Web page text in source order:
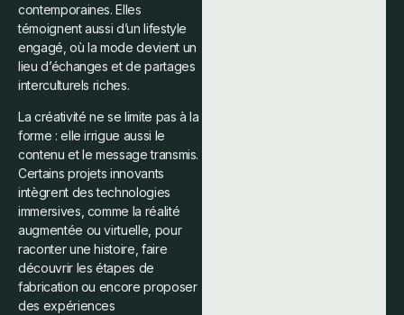
contemporaines. Elles
témoignent aussi d’un lifestyle
engagé, où la mode devient un
lieu d’échanges et de partages
interculturels riches.
La créativité ne se limite pas à la
forme : elle irrigue aussi le
contenu et le message transmis.
Certains projets innovants
intègrent des technologies
immersives, comme la réalité
augmentée ou virtuelle, pour
raconter une histoire, faire
découvrir les étapes de
fabrication ou encore proposer
des expériences